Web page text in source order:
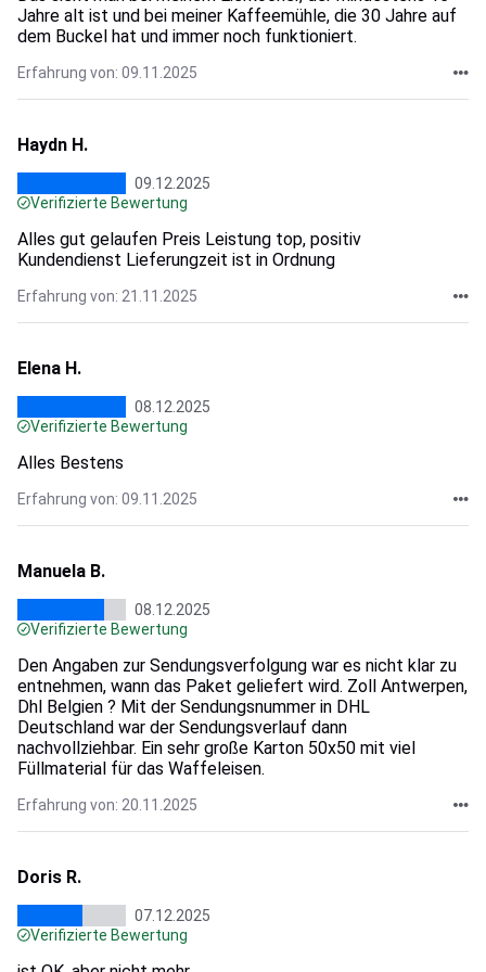
Jahre alt ist und bei meiner Kaffeemühle, die 30 Jahre auf
dem Buckel hat und immer noch funktioniert.
Erfahrung von: 09.11.2025
Haydn H.
09.12.2025
Verifizierte Bewertung
Alles gut gelaufen Preis Leistung top, positiv
Kundendienst Lieferungzeit ist in Ordnung
Erfahrung von: 21.11.2025
Elena H.
08.12.2025
Verifizierte Bewertung
Alles Bestens
Erfahrung von: 09.11.2025
Manuela B.
08.12.2025
Verifizierte Bewertung
Den Angaben zur Sendungsverfolgung war es nicht klar zu
entnehmen, wann das Paket geliefert wird. Zoll Antwerpen,
Dhl Belgien ? Mit der Sendungsnummer in DHL
Deutschland war der Sendungsverlauf dann
nachvollziehbar. Ein sehr große Karton 50x50 mit viel
Füllmaterial für das Waffeleisen.
Erfahrung von: 20.11.2025
Doris R.
07.12.2025
Verifizierte Bewertung